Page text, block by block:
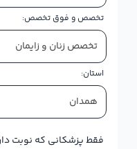
تخصص و فوق تخصص:
تخصص زنان و زایمان
استان:
همدان
فقط پزشکانی که نوبت